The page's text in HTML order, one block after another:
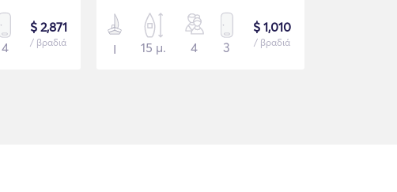
4
$ 2,871
/ βραδιά Ι 15 μ. 4 3
$ 1,010
/ βραδιά